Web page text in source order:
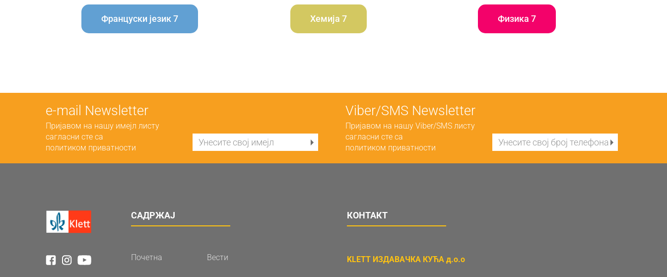
Француски језик 7 Хемија 7 Физика 7
е-mail Newsletter
Пријавом на нашу имејл листу
сагласни сте са
политиком приватности
Viber/SMS Newsletter
Пријавом на нашу Viber/SMS листу
сагласни сте са
политиком приватности
САДРЖАЈ
Почетна Вести
КОНТАКТ
KLETT ИЗДАВАЧКА КУЋА д.о.о